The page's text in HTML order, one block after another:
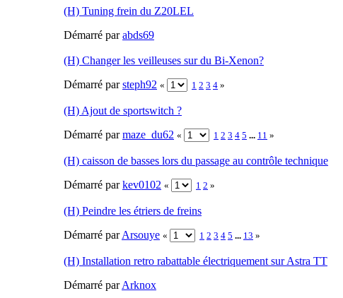
(H) Tuning frein du Z20LEL
Démarré parabds69
(H) Changer les veilleuses sur du Bi-Xenon?
Démarré parsteph92 « 1 2 3 4 »
(H) Ajout de sportswitch ?
Démarré parmaze_du62 « 1 2 3 4 5 ... 11 »
(H) caisson de basses lors du passage au contrôle technique
Démarré parkev0102 « 1 2 »
(H) Peindre les étriers de freins
Démarré parArsouye « 1 2 3 4 5 ... 13 »
(H) Installation retro rabattable électriquement sur Astra TT
Démarré parArknox